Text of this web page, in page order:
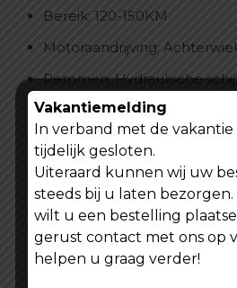
Bereik: 120-150KM
Motoraandrijving:
Remmen: Hydraulische
Vering: Voor- en achtervering
Derailleur: Shimano 7 Speed
Oplaadtijd: 6-7 uur
Gewicht zonder verpakking:
Gewicht met verpakking:
Verpakkingsafmetingen:
Vakantiemelding
In verband met de vakantie
tijdelijk gesloten.
Uiteraard kunnen wij uw
steeds bij u laten
wilt u een bestelling
gerust contact met ons op
helpen u graag verder!